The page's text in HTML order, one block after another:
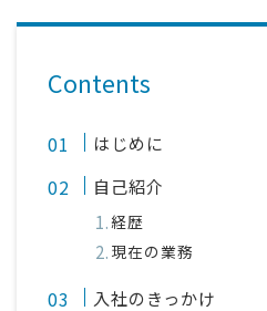
Contents
はじめに
自己紹介
経歴
現在の業務
入社のきっかけ